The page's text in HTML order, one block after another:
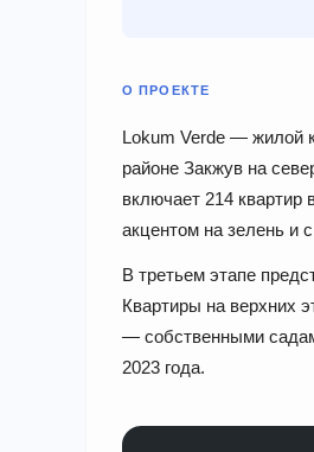
О ПРОЕКТЕ
Lokum Verde — жилой
районе Закжув на
включает 214 квартир
акцентом на зелень и
В третьем этапе
Квартиры на верхних
— собственными
2023 года.